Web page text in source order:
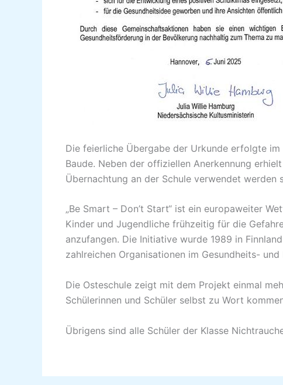
Die feierliche Übergabe der Urkunde erfolgte
Baude. Neben der offiziellen Anerkennung
Übernachtung an der Schule verwendet werden
„Be Smart – Don’t Start“ ist ein europaweiter
Kinder und Jugendliche frühzeitig für die
anzufangen. Die Initiative wurde 1989 in
zahlreichen Organisationen im Gesundheits- und
Die Osteschule zeigt mit dem Projekt einmal
Schülerinnen und Schüler selbst zu Wort
Übrigens sind alle Schüler der Klasse